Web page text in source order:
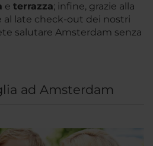
e terrazza; infine, grazie alla
al late check-out dei nostri
salutare Amsterdam senza
ad Amsterdam